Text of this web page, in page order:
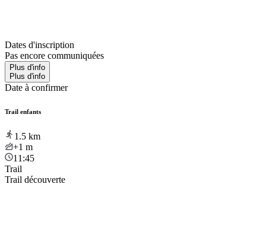
Dates d'inscription
Pas encore communiquées
Plus d'info
Plus d'info
Date à confirmer
Trail enfants
1.5 km
+1 m
11:45
Trail
Trail découverte